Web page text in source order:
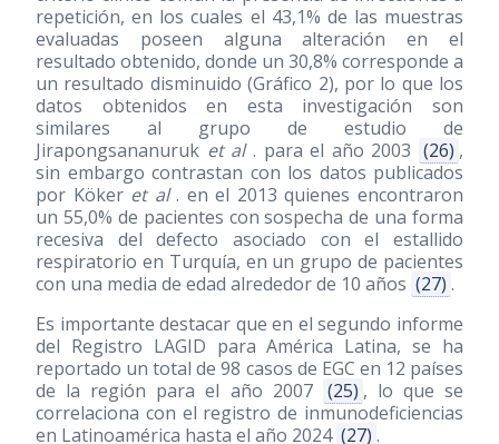
repetición, en los cuales el 43,1% de las muestras
evaluadas poseen alguna alteración en el
resultado obtenido, donde un 30,8% corresponde a
un resultado disminuido (Gráfico 2), por lo que los
datos obtenidos en esta investigación son
similares al grupo de estudio de
Jirapongsananuruk et al. para el año 2003 (26) ,
sin embargo contrastan con los datos publicados
por Köker et al. en el 2013 quienes encontraron
un 55,0% de pacientes con sospecha de una forma
recesiva del defecto asociado con el estallido
respiratorio en Turquía, en un grupo de pacientes
con una media de edad alrededor de 10 años (27) .
Es importante destacar que en el segundo informe
del Registro LAGID para América Latina, se ha
reportado un total de 98 casos de EGC en 12 países
de la región para el año 2007 (25) , lo que se
correlaciona con el registro de inmunodeficiencias
en Latinoamérica hasta el año 2024 (27) .